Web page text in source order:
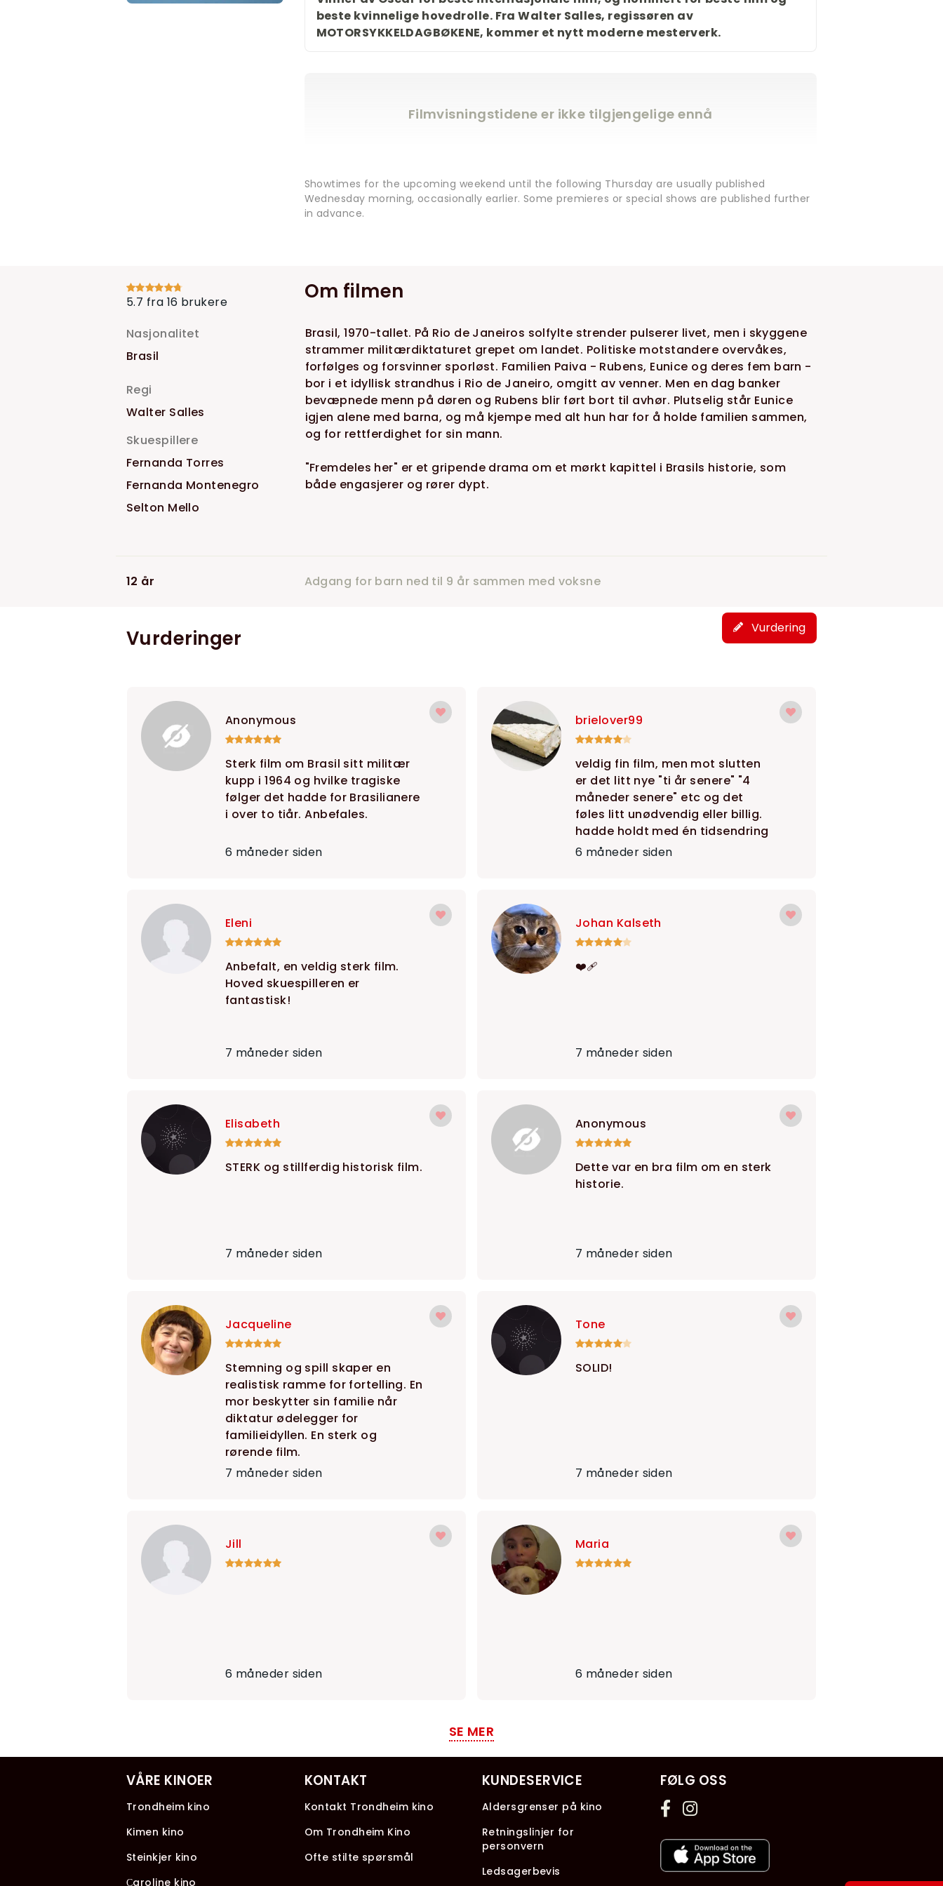
beste kvinnelige hovedrolle. Fra Walter Salles, regissøren av
MOTORSYKKELDAGBØKENE, kommer et nytt moderne mesterverk.
Filmvisningstidene er ikke tilgjengelige ennå
Showtimes for the upcoming weekend until the following Thursday are usually published
Wednesday morning, occasionally earlier. Some premieres or special shows are published further
in advance.
5.7 fra 16 brukere
Nasjonalitet
Brasil
Regi
Walter Salles
Skuespillere
Fernanda Torres
Fernanda Montenegro
Selton Mello
Om filmen
Brasil, 1970-tallet. På Rio de Janeiros solfylte strender pulserer livet, men i skyggene
strammer militærdiktaturet grepet om landet. Politiske motstandere overvåkes,
forfølges og forsvinner sporløst. Familien Paiva - Rubens, Eunice og deres fem barn -
bor i et idyllisk strandhus i Rio de Janeiro, omgitt av venner. Men en dag banker
bevæpnede menn på døren og Rubens blir ført bort til avhør. Plutselig står Eunice
igjen alene med barna, og må kjempe med alt hun har for å holde familien sammen,
og for rettferdighet for sin mann.
"Fremdeles her" er et gripende drama om et mørkt kapittel i Brasils historie, som
både engasjerer og rører dypt.
12 år Adgang for barn ned til 9 år sammen med voksne
Vurderinger Vurdering
Anonymous
Sterk film om Brasil sitt militær
kupp i 1964 og hvilke tragiske
følger det hadde for Brasilianere
i over to tiår. Anbefales.
6 måneder siden
brielover99
veldig fin film, men mot slutten
er det litt nye "ti år senere" "4
måneder senere" etc og det
føles litt unødvendig eller billig.
hadde holdt med én tidsendring
6 måneder siden
Eleni
Anbefalt, en veldig sterk film.
Hoved skuespilleren er
fantastisk!
7 måneder siden
Johan Kalseth
❤️‍🩹
7 måneder siden
Elisabeth
STERK og stillferdig historisk film.
7 måneder siden
Anonymous
Dette var en bra film om en sterk
historie.
7 måneder siden
Jacqueline
Stemning og spill skaper en
realistisk ramme for fortelling. En
mor beskytter sin familie når
diktatur ødelegger for
familieidyllen. En sterk og
rørende film.
7 måneder siden
Tone
SOLID!
7 måneder siden
Jill
6 måneder siden
Maria
6 måneder siden
SE MER
VÅRE KINOER
Trondheim kino
Kimen kino
Steinkjer kino
Сaroline kino
KONTAKT
Kontakt Trondheim kino
Om Trondheim Kino
Ofte stilte spørsmål
KUNDESERVICE
Aldersgrenser på kino
Retningslinjer for
personvern
Ledsagerbevis
FØLG OSS